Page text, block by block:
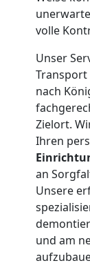
volle
Unser
nach
Zielort.
Ihren
an
Unsere
und am
Wiener
Wiener